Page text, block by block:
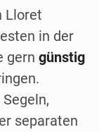
Lloret
in der
gern günstig
separaten